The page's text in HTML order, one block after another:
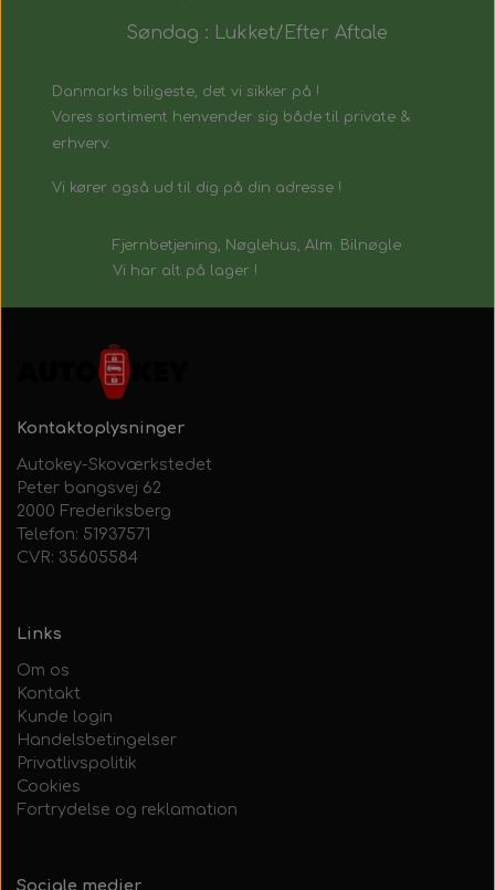
Søndag : Lukket/Efter Aftale
Danmarks biligeste, det vi sikker på !
Vores sortiment henvender sig både til private &
erhverv.
Vi kører også ud til dig på din adresse !
Fjernbetjening, Nøglehus, Alm. Bilnøgle
Vi har alt på lager !
Kontaktoplysninger
Autokey-Skoværkstedet
Peter bangsvej 62
2000 Frederiksberg
Telefon: 51937571
CVR: 35605584
Links
Om os
Kontakt
Kunde login
Handelsbetingelser
Privatlivspolitik
Cookies
Fortrydelse og reklamation
Sociale medier